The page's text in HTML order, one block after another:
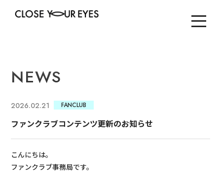
NEWS
2026.02.21 FANCLUB
ファンクラブコンテンツ更新のお知らせ
こんにちは。
ファンクラブ事務局です。